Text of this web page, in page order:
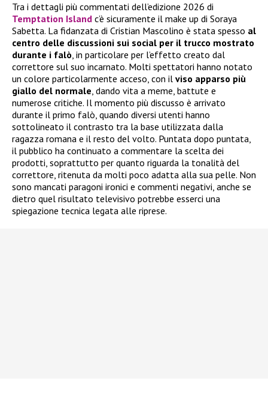
Tra i dettagli più commentati dell’edizione 2026 di
Temptation Island c’è sicuramente il make up di Soraya
Sabetta. La fidanzata di Cristian Mascolino è stata spesso al
centro delle discussioni sui social per il trucco mostrato
durante i falò, in particolare per l’effetto creato dal
correttore sul suo incarnato. Molti spettatori hanno notato
un colore particolarmente acceso, con il viso apparso più
giallo del normale, dando vita a meme, battute e
numerose critiche. Il momento più discusso è arrivato
durante il primo falò, quando diversi utenti hanno
sottolineato il contrasto tra la base utilizzata dalla
ragazza romana e il resto del volto. Puntata dopo puntata,
il pubblico ha continuato a commentare la scelta dei
prodotti, soprattutto per quanto riguarda la tonalità del
correttore, ritenuta da molti poco adatta alla sua pelle. Non
sono mancati paragoni ironici e commenti negativi, anche se
dietro quel risultato televisivo potrebbe esserci una
spiegazione tecnica legata alle riprese.